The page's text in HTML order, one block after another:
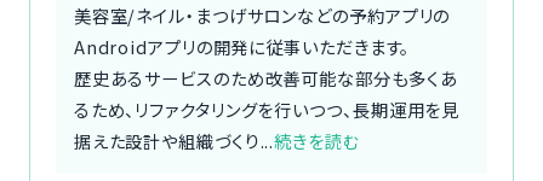
美容室/ネイル・まつげサロンなどの予約アプリの
Androidアプリの開発に従事いただきます。
歴史あるサービスのため改善可能な部分も多くあ
るため、リファクタリングを行いつつ、長期運用を見
据えた設計や組織づくり...続きを読む